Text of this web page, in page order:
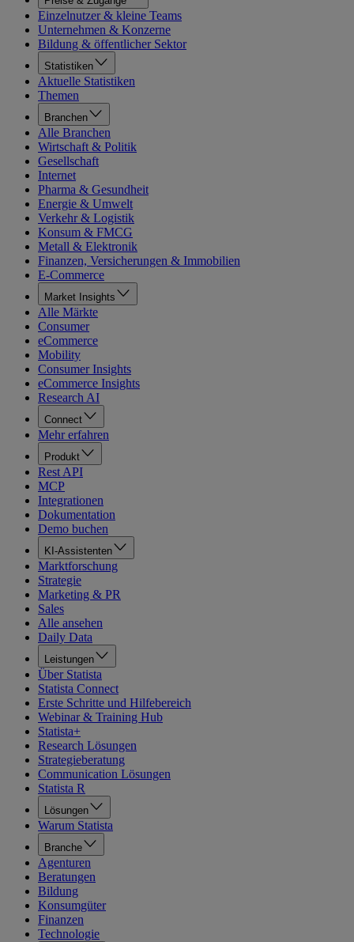
Einzelnutzer & kleine Teams
Unternehmen & Konzerne
Bildung & öffentlicher Sektor
Statistiken
Aktuelle Statistiken
Themen
Branchen
Alle Branchen
Wirtschaft & Politik
Gesellschaft
Internet
Pharma & Gesundheit
Energie & Umwelt
Verkehr & Logistik
Konsum & FMCG
Metall & Elektronik
Finanzen, Versicherungen & Immobilien
E-Commerce
Market Insights
Alle Märkte
Consumer
eCommerce
Mobility
Consumer Insights
eCommerce Insights
Research AI
Connect
Mehr erfahren
Produkt
Rest API
MCP
Integrationen
Dokumentation
Demo buchen
KI-Assistenten
Marktforschung
Strategie
Marketing & PR
Sales
Alle ansehen
Daily Data
Leistungen
Über Statista
Statista Connect
Erste Schritte und Hilfebereich
Webinar & Training Hub
Statista+
Research Lösungen
Strategieberatung
Communication Lösungen
Statista R
Lösungen
Warum Statista
Branche
Agenturen
Beratungen
Bildung
Konsumgüter
Finanzen
Technologie